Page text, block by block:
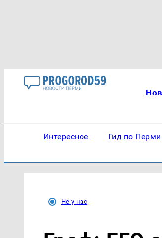
Интересное Гид по Перми
Не у нас